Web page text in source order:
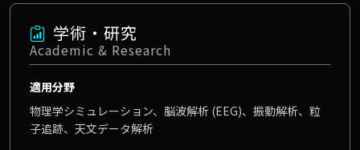
学術・研究
Academic & Research
適用分野
物理学シミュレーション、脳波解析 (EEG)、振動解析、粒
子追跡、天文データ解析